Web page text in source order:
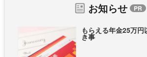
お知らせ
もらえる年金25万
き事